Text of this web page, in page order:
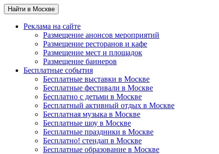
Найти в Москве
Реклама на сайте
Размещение анонсов мероприятий
Размещение ресторанов и кафе
Размещение мест и площадок
Размещение баннеров
Бесплатные события
Бесплатные выставки в Москве
Бесплатные фестивали в Москве
Бесплатно с детьми в Москве
Бесплатный активный отдых в Москве
Бесплатная музыка в Москве
Бесплатные шоу в Москве
Бесплатные праздники в Москве
Бесплатно! стендап в Москве
Бесплатные образование в Москве